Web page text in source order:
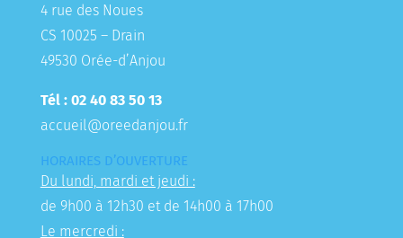
4 rue des Noues
CS 10025 – Drain
49530 Orée-d’Anjou
Tél : 02 40 83 50 13
accueil@oreedanjou.fr
HORAIRES D’OUVERTURE
Du lundi, mardi et jeudi :
de 9h00 à 12h30 et de 14h00 à 17h00
Le mercredi :